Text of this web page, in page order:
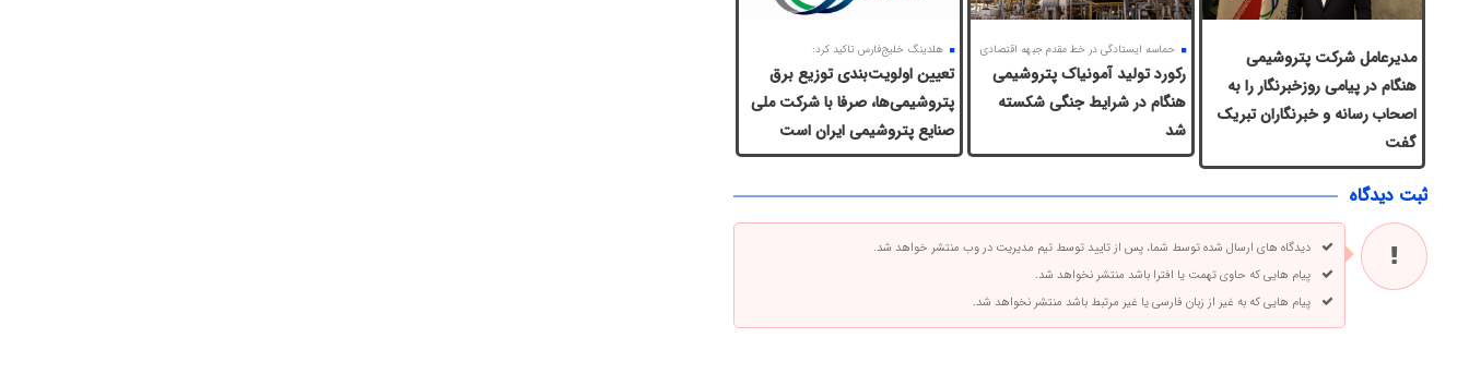
مدیرعامل شرکت پتروشیمی
هنگام در پیامی روزخبرنگار را به
اصحاب رسانه و خبرنگاران تبریک
گفت
حماسه ایستادگی در خط مقدم جبهه اقتصادی
رکورد تولید آمونیاک پتروشیمی
هنگام در شرایط جنگی شکسته
شد
هلدینگ خلیج‌فارس تاکید کرد:
تعیین اولویت‌بندی توزیع برق
پتروشیمی‌ها، صرفا با شرکت ملی
صنایع پتروشیمی ایران است
ثبت دیدگاه
دیدگاه های ارسال شده توسط شما، پس از تایید توسط تیم مدیریت در وب منتشر خواهد شد.
پیام هایی که حاوی تهمت یا افترا باشد منتشر نخواهد شد.
پیام هایی که به غیر از زبان فارسی یا غیر مرتبط باشد منتشر نخواهد شد.